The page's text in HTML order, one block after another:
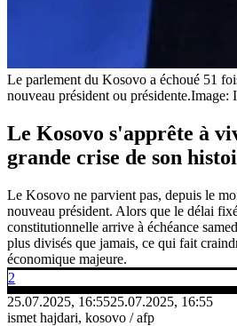
Le parlement du Kosovo a échoué 51
nouveau président ou présidente.Image:
Le Kosovo s'apprête à
grande crise de son
Le Kosovo ne parvient pas, depuis le
nouveau président. Alors que le délai
constitutionnelle arrive à échéance
plus divisés que jamais, ce qui fait
économique majeure.
2
25.07.2025, 16:5525.07.2025, 16:55
ismet hajdari, kosovo / afp